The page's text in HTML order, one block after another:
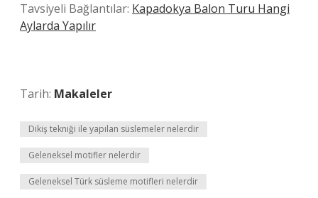
Tavsiyeli Bağlantılar: Kapadokya Balon Turu Hangi
Aylarda Yapılır
Tarih: Makaleler
Dikiş tekniği ile yapılan süslemeler nelerdir
Geleneksel motifler nelerdir
Geleneksel Türk süsleme motifleri nelerdir